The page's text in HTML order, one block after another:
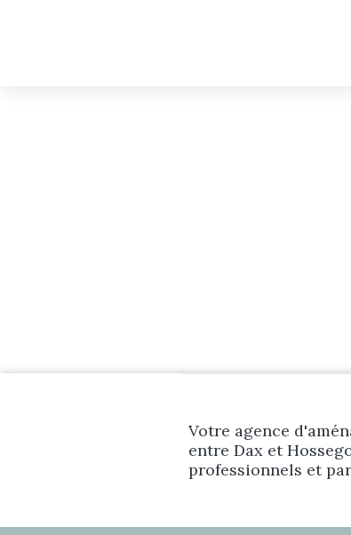
Votre agence
entre Dax et
professionnels et